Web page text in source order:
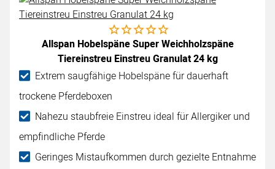
Noch keine Bewertungen abgegeben
Allspan Hobelspäne Super Weichholzspäne
Tiereinstreu Einstreu Granulat 24 kg
Extrem saugfähige Hobelspäne für dauerhaft
trockene Pferdeboxen
Nahezu staubfreie Einstreu ideal für Allergiker und
empfindliche Pferde
Geringes Mistaufkommen durch gezielte Entnahme